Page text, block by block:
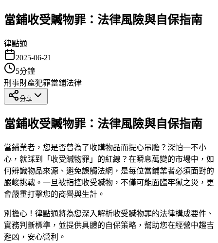
當鋪收受贓物罪：法律風險與自保指南
律點通
2025-06-21
5分鐘
刑事財產犯罪當鋪法律
分享
當鋪收受贓物罪：法律風險與自保指南
當鋪業者，您是否曾為了收購物品而提心吊膽？深怕一不小
心，就踩到「收受贓物罪」的紅線？在瞬息萬變的市場中，如
何辨識物品來源、避免誤觸法網，是每位當鋪業者必須面對的
嚴峻挑戰。一旦被指控收受贓物，不僅可能面臨牢獄之災，更
會嚴重打擊您的商譽與生計。
別擔心！律點通將為您深入解析收受贓物罪的法律構成要件、
實務判斷標準，並提供具體的自保策略，幫助您在經營中趨吉
避凶，安心營利。